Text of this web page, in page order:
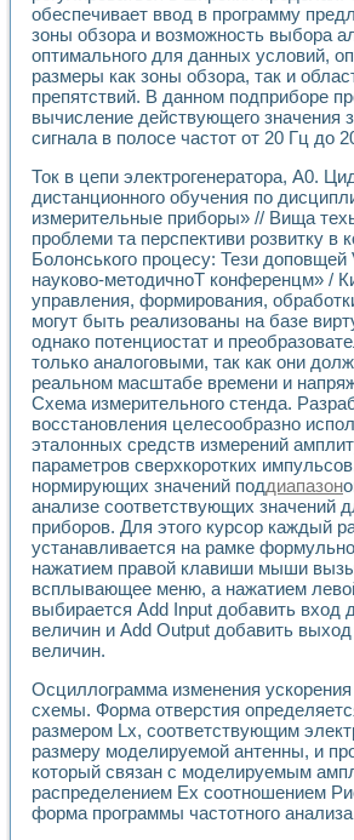
Учебный стенд для
Виртуальная система
Преемственность дисциплин
Универсальный стенд для
Лабораторные практикумы
Виртуальный измеритель
Разработка виртуальной
Виртуальные практикумы по
Из опыта внедрения в рамках
Исследование эффективности
Опыт разработки LabVIEW
Проблемы повышения
Развитие LabVIEW
Разработка виртуальной
Усовершенствованные
Об опыте работы учебного
Технологии NI в
Система диагностики
Автоматизированный стенд
Лабораторный практикум по
Партнеры
Академические и отраслевые
Учебные заведения
Бизнес
Контакты
обеспечивает ввод в программу
зоны обзора и возможность выбора
оптимального для данных условий,
размеры как зоны обзора, так и
препятствий. В данном подприборе
вычисление действующего значения
сигнала в полосе частот от 20 Гц до
Ток в цепи электрогенератора, А0.
дистанционного обучения по
измерительные приборы» // Вища
проблеми та перспективи розвитку в
Болонського процесу: Тези
науково-методичноТ конференцм» /
управления, формирования,
могут быть реализованы на базе
однако потенциостат и
только аналоговыми, так как они
реальном масштабе времени и
Схема измерительного стенда.
восстановления целесообразно
эталонных средств измерений
параметров сверхкоротких
нормирующих значений поддиапазон
анализе соответствующих значений
приборов. Для этого курсор каждый
устанавливается на рамке
нажатием правой клавиши мыши
всплывающее меню, а нажатием
выбирается Add Input добавить вход
величин и Add Output добавить
величин.
Осциллограмма изменения
схемы. Форма отверстия
размером Lx, соответствующим
размеру моделируемой антенны, и
который связан с моделируемым
распределением Ех соотношением
форма программы частотного